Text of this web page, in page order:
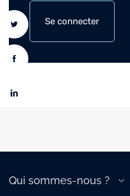
Se connecter
Qui sommes-nous ?